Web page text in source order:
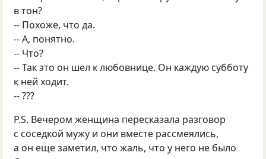
в тон?
-- Похоже, что да.
-- А, понятно.
-- Что?
-- Так это он шел к любовнице. Он каждую субботу
к ней ходит.
-- ???
Р.S. Вечером женщина пересказала разговор
с соседкой мужу и они вместе рассмеялись,
а он еще заметил, что жаль, что у него не было